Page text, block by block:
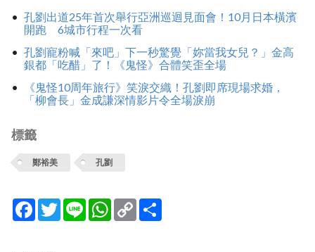
孔劉出道25年首次舉行亞洲巡迴見面會！10月日本橫濱
開跑 6城市行程一次看
孔劉寵粉喊「來吧」下一秒驚覺「妳當我女兒？」金高
銀都「吃醋」了！《鬼怪》合體笑歪全場
《鬼怪10周年旅行》笑淚交織！孔劉即席現場求婚，
「柳會長」金成謙深情影片令全場淚崩
標籤
鄭裕美 孔劉
Facebook
TwitterLine WhatsApp
Copy
Link